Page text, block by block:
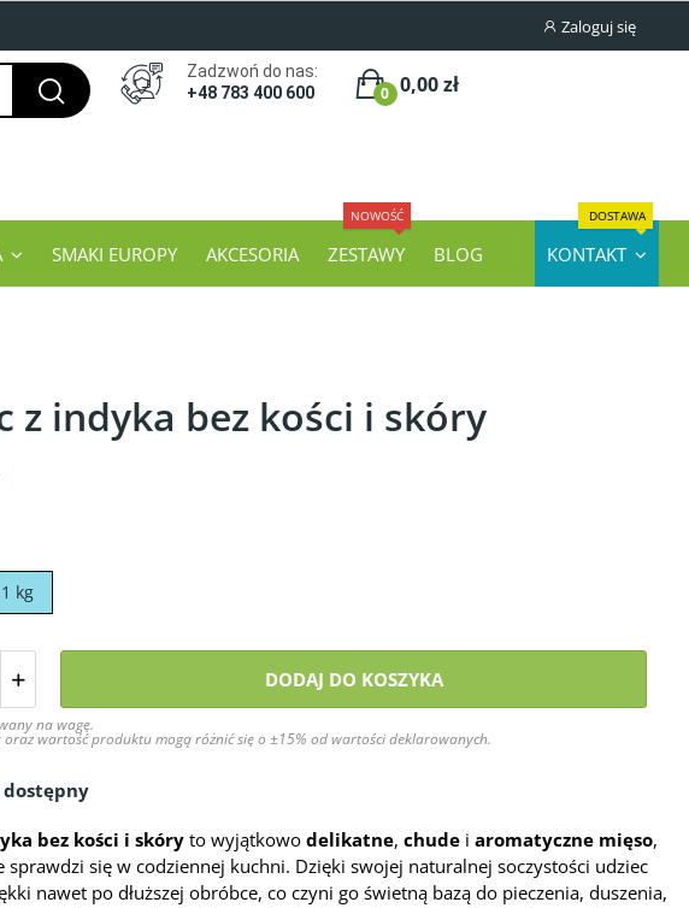
Zaloguj się
Zadzwoń do nas:
+48 783 400 600
0,00 zł
0
SMAKI EUROPY AKCESORIA ZESTAWY
NOWOŚĆ
BLOG KONTAKT
DOSTAWA
z indyka bez kości i skóry
1 kg
DODAJ DO KOSZYKA
na wagę.
oraz wartość produktu mogą różnić się o ±15% od wartości deklarowanych.
bez kości i skóry to wyjątkowo delikatne, chude i aromatyczne mięso,
sprawdzi się w codziennej kuchni. Dzięki swojej naturalnej soczystości udziec
nawet po dłuższej obróbce, co czyni go świetną bazą do pieczenia, duszenia,